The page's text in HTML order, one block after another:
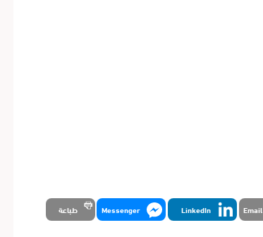
Email
LinkedIn
Messenger طباعة